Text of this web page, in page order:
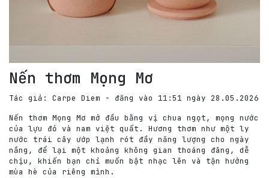
Nến thơm Mọng Mơ
Tác giả: Carpe Diem - đăng vào 11:51 ngày 28.05.2026
Nến thơm Mọng Mơ mở đầu bằng vị chua ngọt, mọng nước
của lựu đỏ và nam việt quất. Hương thơm như một ly
nước trái cây ướp lạnh rót đầy năng lượng cho ngày
nắng, để lại một khoảng không gian thoáng đãng, dễ
chịu, khiến bạn chỉ muốn bật nhạc lên và tận hưởng
mùa hè của riêng mình.